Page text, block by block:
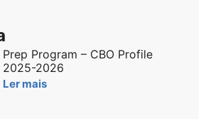
Prep Program – CBO Profile
2025-2026
Ler mais